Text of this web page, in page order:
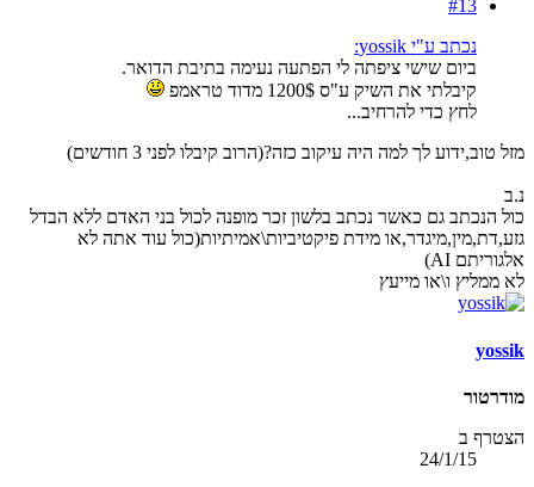
#13
נכתב ע"י yossik:
ביום שישי ציפתה לי הפתעה נעימה בתיבת הדואר.
קיבלתי את השיק ע"ס 1200$ מדוד טראמפ
לחץ כדי להרחיב...
מזל טוב,ידוע לך למה היה עיקוב כזה?(הרוב קיבלו לפני 3 חודשים)
נ.ב
כול הנכתב גם כאשר נכתב בלשון זכר מופנה לכול בני האדם ללא הבדל
גזע,דת,מין,מיגדר,או מידת פיקטיביות\אמיתיות(כול עוד אתה לא
אלגוריתם AI)
לא ממליץ ו\או מייעץ
yossik
מודרטור
הצטרף ב
24/1/15